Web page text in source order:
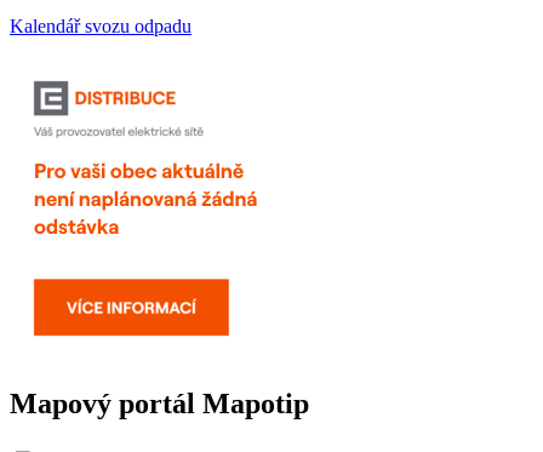
Kalendář svozu odpadu
Mapový portál Mapotip